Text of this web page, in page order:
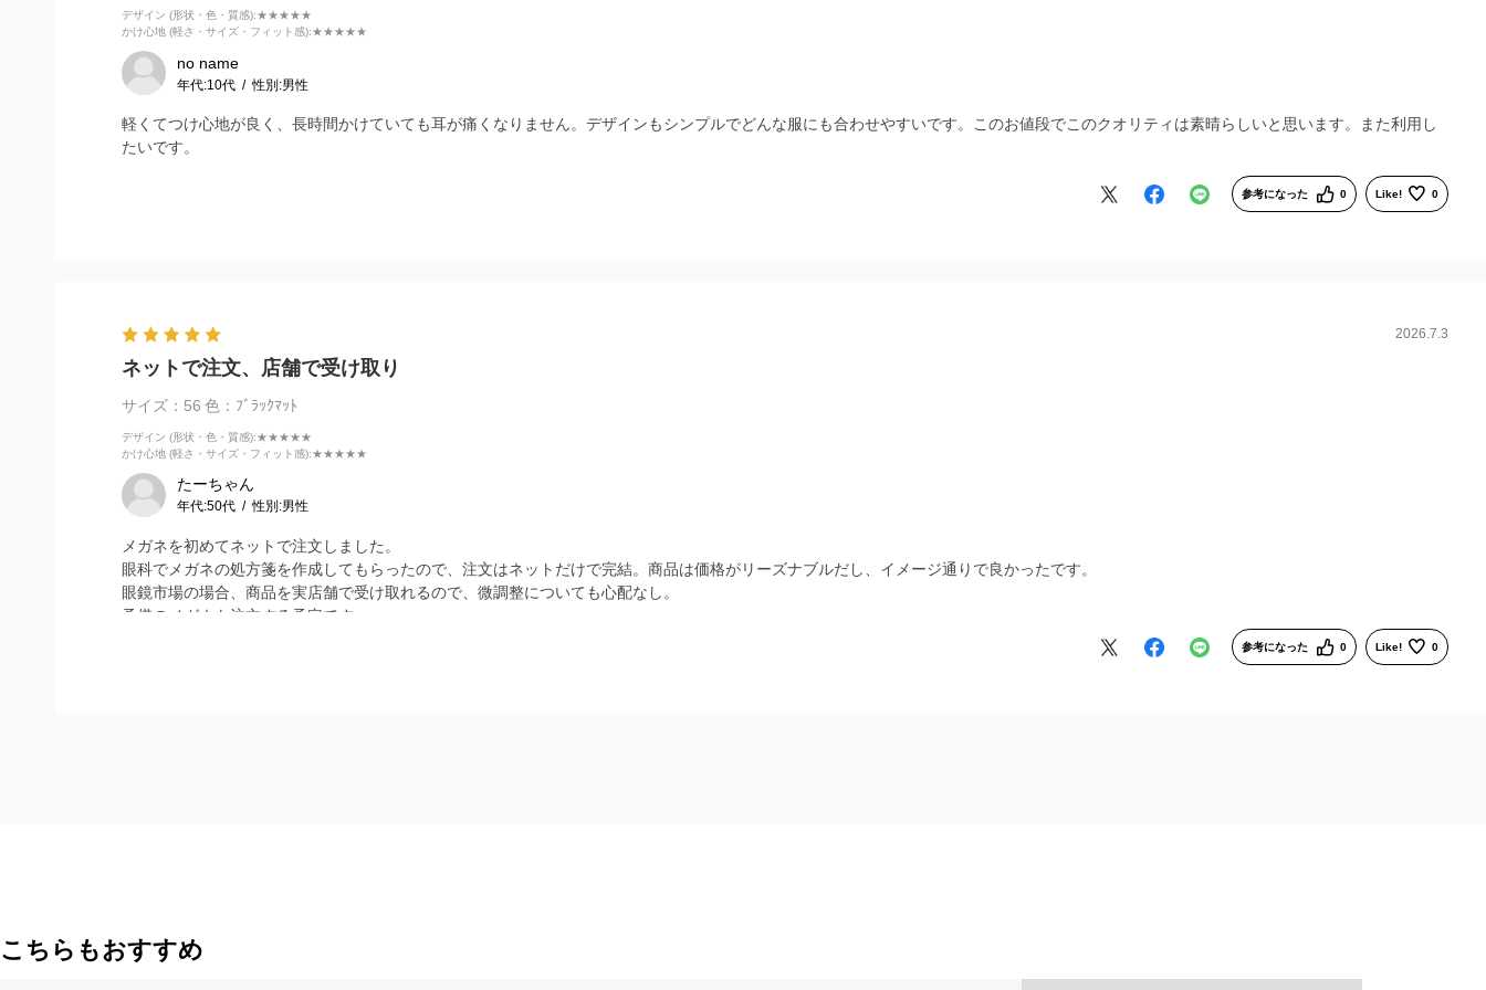
デザイン (形状・色・質感):★★★★★
かけ心地 (軽さ・サイズ・フィット感):★★★★★
no name
年代:10代 性別:男性
軽くてつけ心地が良く、長時間かけていても耳が痛くなりません。デザインもシンプルでどんな服にも合わせやすいです。このお値段でこのクオリティは素晴らしいと思います。また利用し
たいです。
参考になった 0 Like! 0
2026.7.3
ネットで注文、店舗で受け取り
サイズ：56 色：ﾌﾞﾗｯｸﾏｯﾄ
デザイン (形状・色・質感):★★★★★
かけ心地 (軽さ・サイズ・フィット感):★★★★★
たーちゃん
年代:50代 性別:男性
メガネを初めてネットで注文しました。
眼科でメガネの処方箋を作成してもらったので、注文はネットだけで完結。商品は価格がリーズナブルだし、イメージ通りで良かったです。
眼鏡市場の場合、商品を実店舗で受け取れるので、微調整についても心配なし。
予備のメガネも注文する予定です。
参考になった 0 Like! 0
こちらもおすすめ